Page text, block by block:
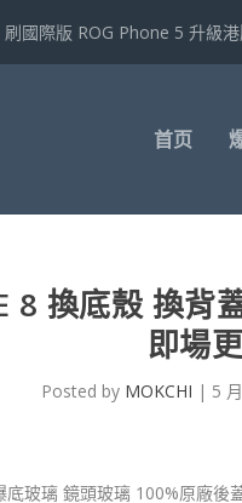
刷國際版 ROG Phone 5 升級
首页
8 換底殼 換背
即場
Posted by MOKCHI | 5